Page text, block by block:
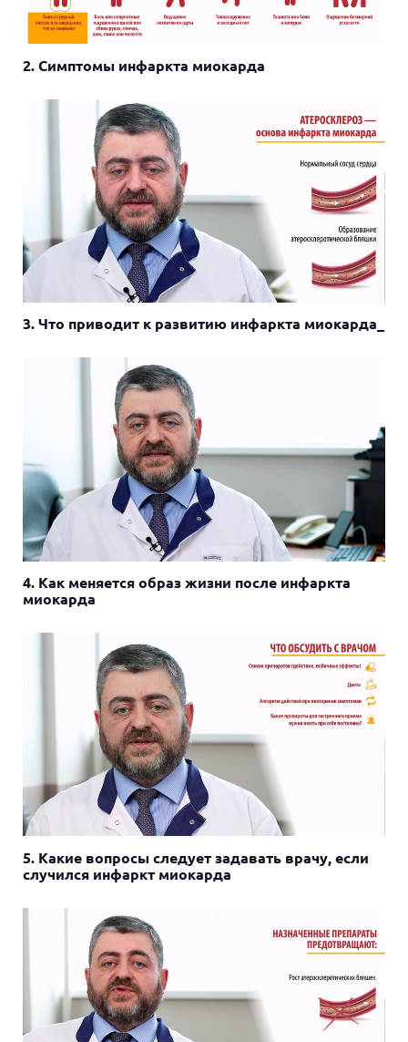
2. Симптомы инфаркта миокарда
3. Что приводит к развитию инфаркта миокарда_
4. Как меняется образ жизни после инфаркта
миокарда
5. Какие вопросы следует задавать врачу, если
случился инфаркт миокарда